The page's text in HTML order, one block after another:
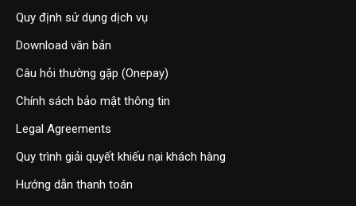
Quy định sử dụng dịch vụ
Download văn bản
Câu hỏi thường gặp (Onepay)
Chính sách bảo mật thông tin
Legal Agreements
Quy trình giải quyết khiếu nại khách hàng
Hướng dẫn thanh toán